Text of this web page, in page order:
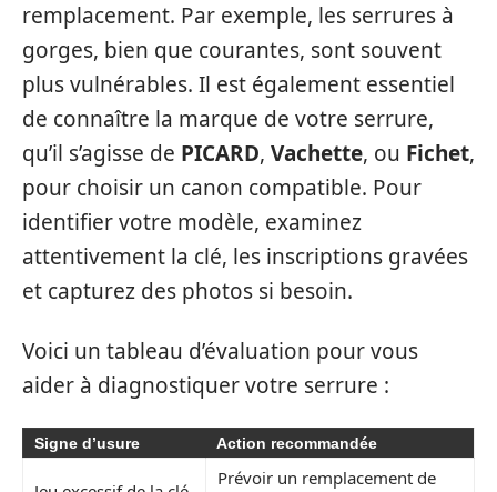
remplacement. Par exemple, les serrures à
gorges, bien que courantes, sont souvent
plus vulnérables. Il est également essentiel
de connaître la marque de votre serrure,
qu’il s’agisse de PICARD, Vachette, ou Fichet,
pour choisir un canon compatible. Pour
identifier votre modèle, examinez
attentivement la clé, les inscriptions gravées
et capturez des photos si besoin.
Voici un tableau d’évaluation pour vous
aider à diagnostiquer votre serrure :
Signe d’usure Action recommandée
Prévoir un remplacement de